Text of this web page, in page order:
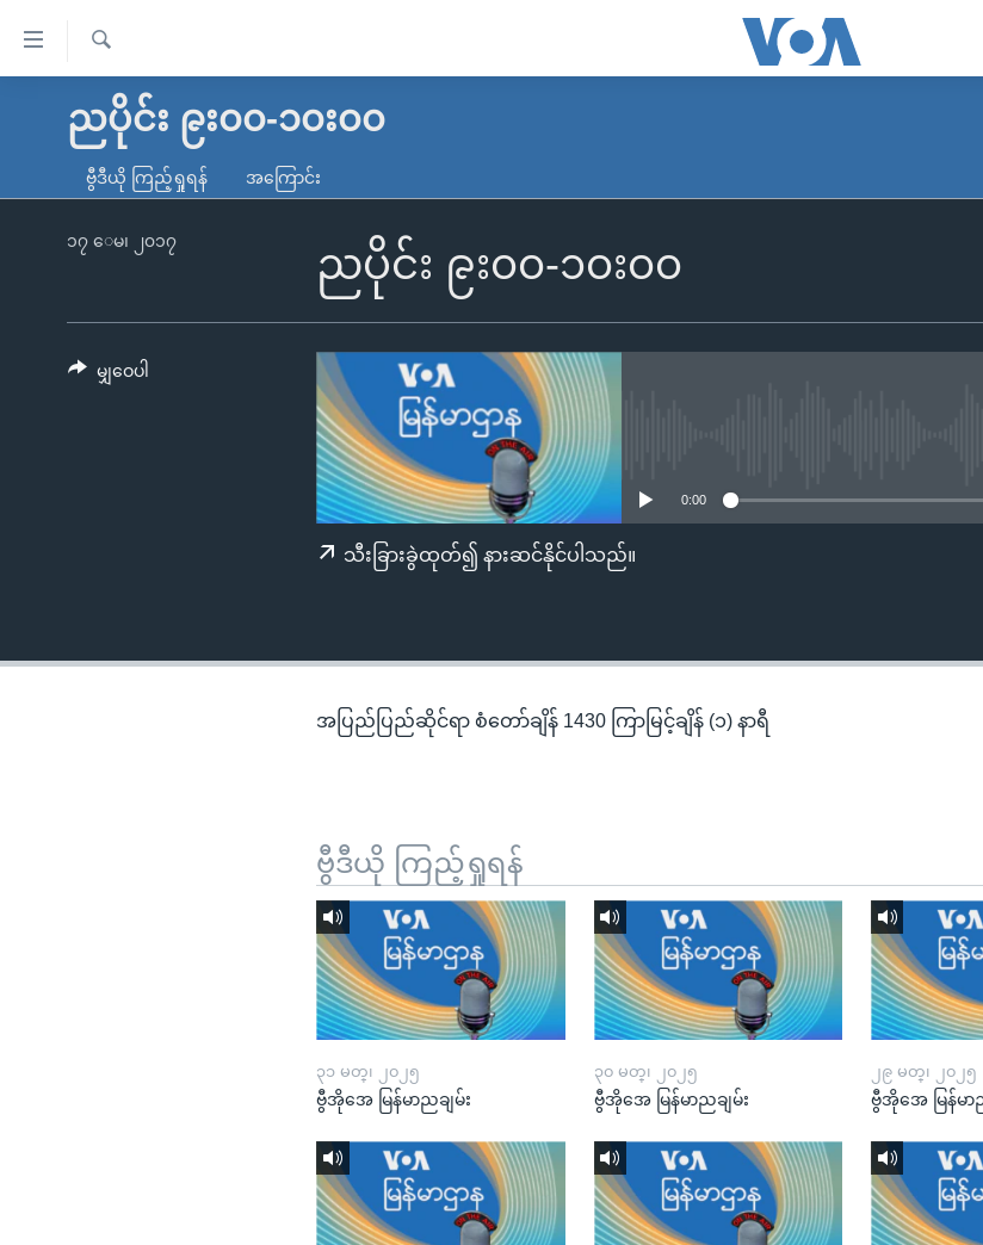
လွယ်ကူ
သည့်
ကျော်
မူလစာမျက်နှာ
ကမ္ဘာ့သတင်းများ
နိုင်ငံတကာ
တရုတ်
အစ္စရေး-ပါလက်စတိုင်း
ရပ်ဝန်းတခု လမ်းတခု အလွန်
အင်္ဂလိပ်စာလေ့လာမယ်
ရ
လာ
ညပိုင်း ၉း၀၀-၁၀း၀၀
Spotify
ဗွီဒီယို ကြည့်ရှုရန် အကြောင်း
ညပိုင်း ၉း၀၀-၁၀း၀၀
၁၇ ေမ၊ ၂၀၁၇
0:00
သီးခြားခွဲထုတ်၍ နားဆင်နိုင်ပါသည်။
မျှဝေပါ
အပြည်ပြည်ဆိုင်ရာ စံတော်ချိန် 1430 ကြာမြင့်ချိန် (၁) နာရီ
ဗွီဒီယို ကြည့်ရှုရန်
၃၁ မတ္၊ ၂၀၂၅
ဗွီအိုအေ မြန်မာညချမ်း
၃၀ မတ္၊ ၂၀၂၅
ဗွီအိုအေ မြန်မာညချမ်း
၂၉ မတ္၊ ၂၀၂၅
ဗွီအိုအေ မြန်မာ